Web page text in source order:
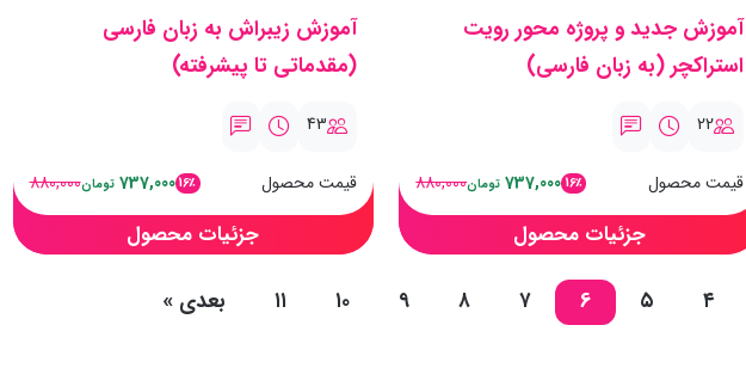
آموزش جدید و پروژه محور رویت
استراکچر (به زبان فارسی)
22
قیمت محصول 16٪ 737,000 تومان880,000
جزئیات محصول
آموزش زیبراش به زبان فارسی
(مقدماتی تا پیشرفته)
43
قیمت محصول 16٪ 737,000 تومان880,000
جزئیات محصول
۴ ۵ 6 ۷ ۸ ۹ ۱۰ ۱۱ بعدی »